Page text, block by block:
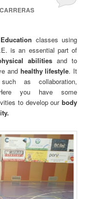
classes using
is an essential part of
abilitiesand to
and healthy lifestyle. It
as collaboration,
you have some
to develop our body